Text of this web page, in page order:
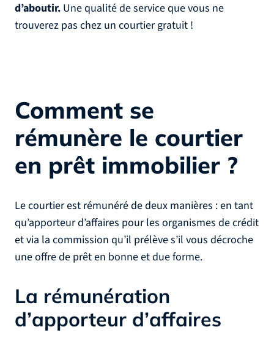
d’aboutir. Une qualité de service que vous ne
trouverez pas chez un courtier gratuit !
Comment se
rémunère le courtier
en prêt immobilier ?
Le courtier est rémunéré de deux manières : en tant
qu’apporteur d’affaires pour les organismes de crédit
et via la commission qu’il prélève s’il vous décroche
une offre de prêt en bonne et due forme.
La rémunération
d’apporteur d’affaires